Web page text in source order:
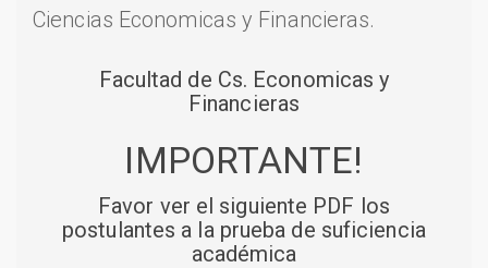
Ciencias Economicas y Financieras.
Facultad de Cs. Economicas y
Financieras
IMPORTANTE!
Favor ver el siguiente PDF los
postulantes a la prueba de suficiencia
académica